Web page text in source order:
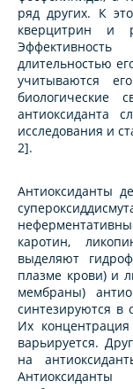
ряд других. К
кверцитрин и
длительностью
учитываются
биологические
антиоксиданта
исследования и
2].
Антиоксиданты
каротин,
выделяют
плазме крови) и
мембраны)
синтезируются в
Их
варьируется.
на